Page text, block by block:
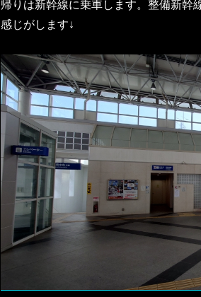
帰りは新幹線に乗車します。整備新幹
感じがします↓